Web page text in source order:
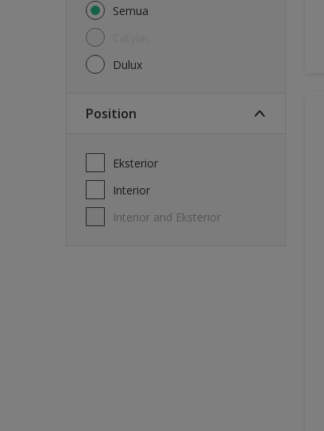
Semua
Dulux
Position
Eksterior
Interior
Interior and Eksterior